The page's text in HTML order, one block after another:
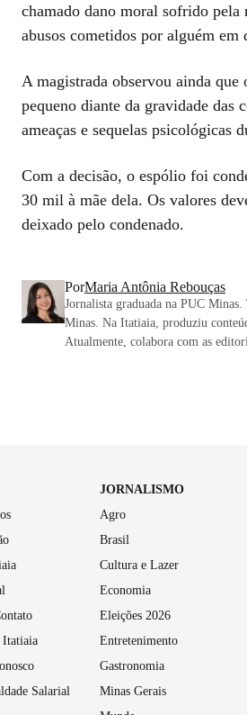
chamado dano moral sofrido
abusos cometidos por alguém em
A magistrada observou ainda
pequeno diante da gravidade das
ameaças e sequelas psicológicas
Com a decisão, o espólio foi
30 mil à mãe dela. Os valores
deixado pelo condenado.
PorMaria Antônia Rebouças
Jornalista graduada na PUC
Minas. Na Itatiaia, produziu
Atualmente, colabora com as
Itatiaia
Salarial
JORNALISMO
Agro
Brasil
Cultura e Lazer
Economia
Eleições 2026
Entretenimento
Gastronomia
Minas Gerais